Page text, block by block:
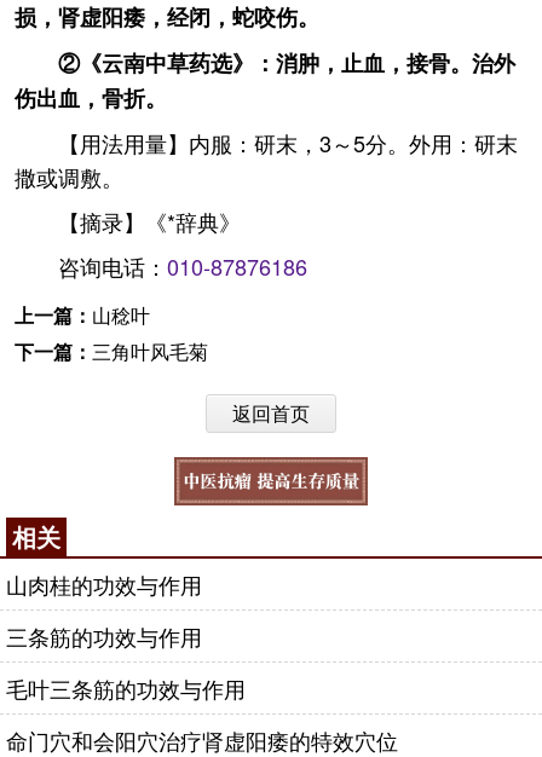
损，肾虚阳痿，经闭，蛇咬伤。
②《云南中草药选》：消肿，止血，接骨。治外
伤出血，骨折。
【用法用量】内服：研末，3～5分。外用：研末
撒或调敷。
【摘录】《*辞典》
咨询电话： 010-87876186
上一篇： 山稔叶
下一篇： 三角叶风毛菊
返回首页
相关
山肉桂的功效与作用
三条筋的功效与作用
毛叶三条筋的功效与作用
命门穴和会阳穴治疗肾虚阳痿的特效穴位